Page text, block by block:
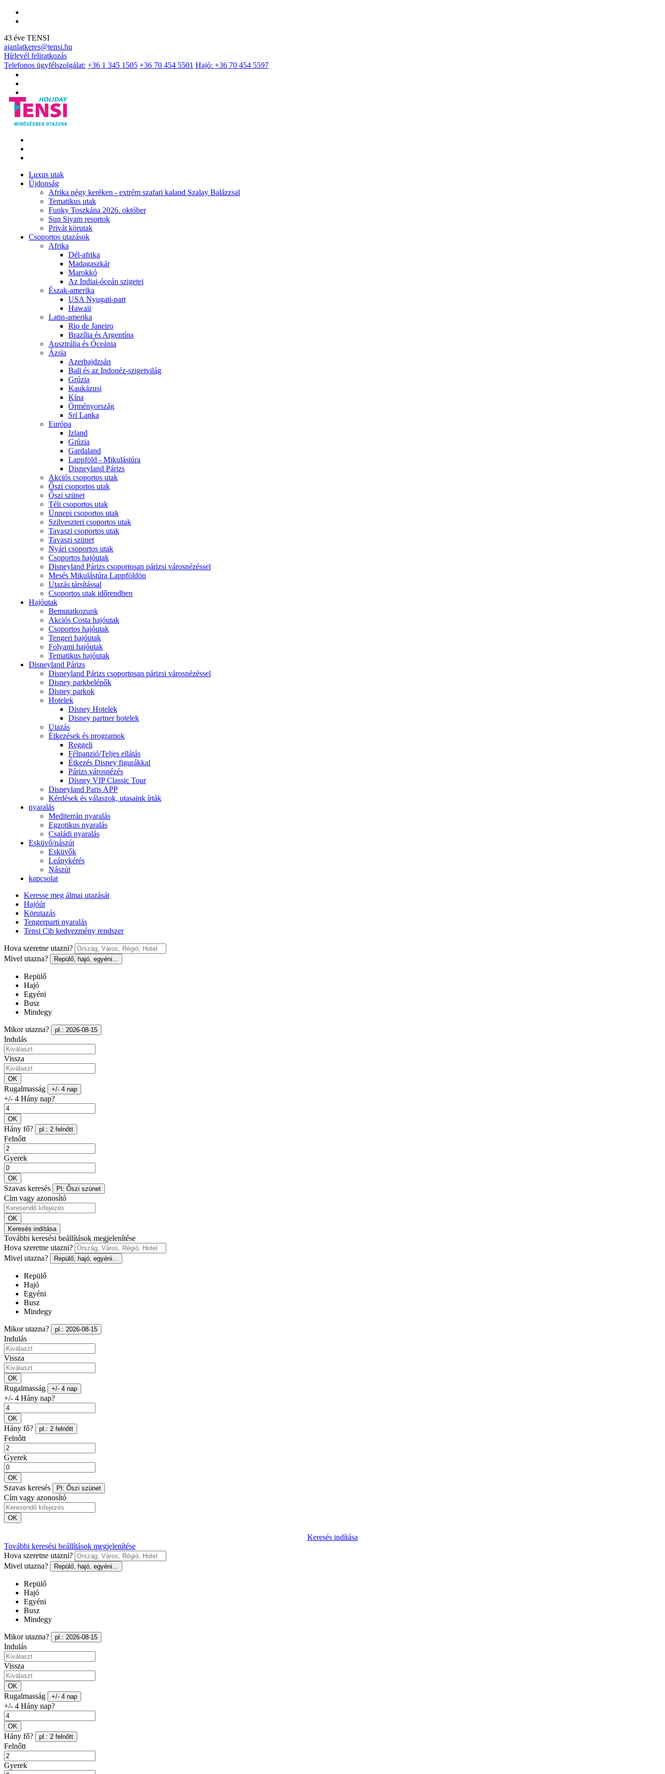
43 éve TENSI
ajanlatkeres@tensi.hu
Hírlevél feliratkozás
Telefonos ügyfélszolgálat: +36 1 345 1505 +36 70 454 5501 Hajó: +36 70 454 5597
Luxus utak
Újdonság
Afrika négy keréken - extrém szafari kaland Szalay Balázzsal
Tematikus utak
Funky Toszkána 2026. október
Sun Siyam resortok
Privát körutak
Csoportos utazások
Afrika
Dél-afrika
Madagaszkár
Marokkó
Az Indiai-óceán szigetei
Észak-amerika
USA Nyugati-part
Hawaii
Latin-amerika
Rio de Janeiro
Brazília és Argentína
Ausztrália és Óceánia
Ázsia
Azerbajdzsán
Bali és az Indonéz-szigetvilág
Grúzia
Kaukázusi
Kína
Örményország
Srí Lanka
Európa
Izland
Grúzia
Gardaland
Lappföld - Mikulástúra
Disneyland Párizs
Akciós csoportos utak
Őszi csoportos utak
Őszi szünet
Téli csoportos utak
Ünnepi csoportos utak
Szilveszteri csoportos utak
Tavaszi csoportos utak
Tavaszi szünet
Nyári csoportos utak
Csoportos hajóutak
Disneyland Párizs csoportosan párizsi városnézéssel
Mesés Mikulástúra Lappföldön
Utazás társítással
Csoportos utak időrendben
Hajóutak
Bemutatkozunk
Akciós Costa hajóutak
Csoportos hajóutak
Tengeri hajóutak
Folyami hajóutak
Tematikus hajóutak
Disneyland Párizs
Disneyland Párizs csoportosan párizsi városnézéssel
Disney parkbelépők
Disney parkok
Hotelek
Disney Hotelek
Disney partner hotelek
Utazás
Étkezések és programok
Reggeli
Félpanzió/Teljes ellátás
Étkezés Disney figurákkal
Párizs városnézés
Disney VIP Classic Tour
Disneyland Paris APP
Kérdések és válaszok, utasaink írták
nyaralás
Mediterrán nyaralás
Egzotikus nyaralás
Családi nyaralás
Esküvő/nászút
Esküvők
Leánykérés
Nászút
kapcsolat
Keresse meg álmai utazását
Hajóút
Körutazás
Tengerparti nyaralás
Tensi Cib kedvezmény rendszer
Hova szeretne utazni?
Mivel utazna?
Repülő, hajó, egyéni...
Repülő
Hajó
Egyéni
Busz
Mindegy
Mikor utazna? pl.: 2026-08-15
Indulás
Vissza
OK
Rugalmasság +/- 4 nap
+/- 4 Hány nap?
OK
Hány fő? pl.: 2 felnőtt
Felnőtt
Gyerek
OK
Szavas keresés Pl: Őszi szünet
Cím vagy azonosító
OK
Keresés indítása
További keresési beállítások megjelenítése
Hova szeretne utazni?
Mivel utazna?
Repülő, hajó, egyéni...
Repülő
Hajó
Egyéni
Busz
Mindegy
Mikor utazna? pl.: 2026-08-15
Indulás
Vissza
OK
Rugalmasság +/- 4 nap
+/- 4 Hány nap?
OK
Hány fő? pl.: 2 felnőtt
Felnőtt
Gyerek
OK
Szavas keresés Pl: Őszi szünet
Cím vagy azonosító
OK
Keresés indítása
További keresési beállítások megjelenítése
Hova szeretne utazni?
Mivel utazna?
Repülő, hajó, egyéni...
Repülő
Hajó
Egyéni
Busz
Mindegy
Mikor utazna? pl.: 2026-08-15
Indulás
Vissza
OK
Rugalmasság +/- 4 nap
+/- 4 Hány nap?
OK
Hány fő? pl.: 2 felnőtt
Felnőtt
Gyerek